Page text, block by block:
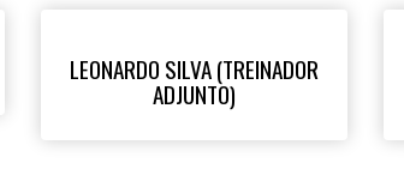
LEONARDO SILVA (TREINADOR
ADJUNTO)